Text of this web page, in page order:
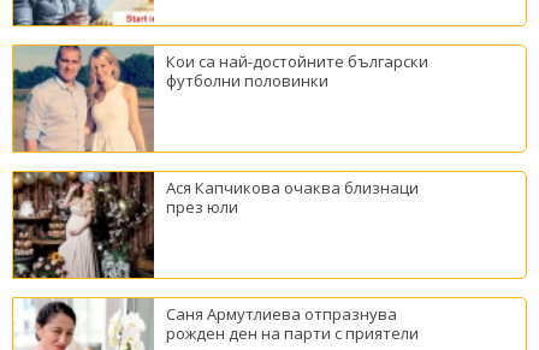
Кои са най-достойните български
футболни половинки
Ася Капчикова очаква близнаци
през юли
Саня Армутлиева отпразнува
рожден ден на парти с приятели